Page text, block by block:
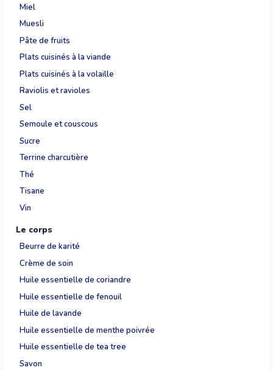
Miel
Muesli
Pâte de fruits
Plats cuisinés à la viande
Plats cuisinés à la volaille
Raviolis et ravioles
Sel
Semoule et couscous
Sucre
Terrine charcutière
Thé
Tisane
Vin
Le corps
Beurre de karité
Crème de soin
Huile essentielle de coriandre
Huile essentielle de fenouil
Huile de lavande
Huile essentielle de menthe poivrée
Huile essentielle de tea tree
Savon